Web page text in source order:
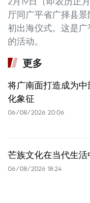
厅同广平省广择县
初出海仪式。这是
的活动。
更多
将广南面打造成为
化象征
06/08/2026 20:06
芒族文化在当代生
06/08/2026 18:24